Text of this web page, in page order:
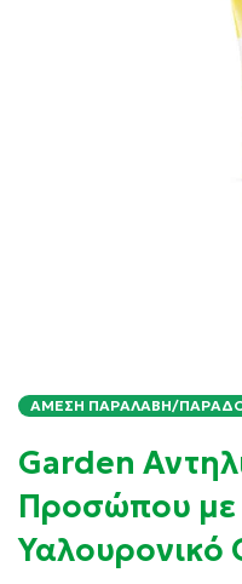
ΆΜΕΣΗ ΠΑΡΑΛΑΒΉ/
Garden
Προσώπου
Υαλουρονικό